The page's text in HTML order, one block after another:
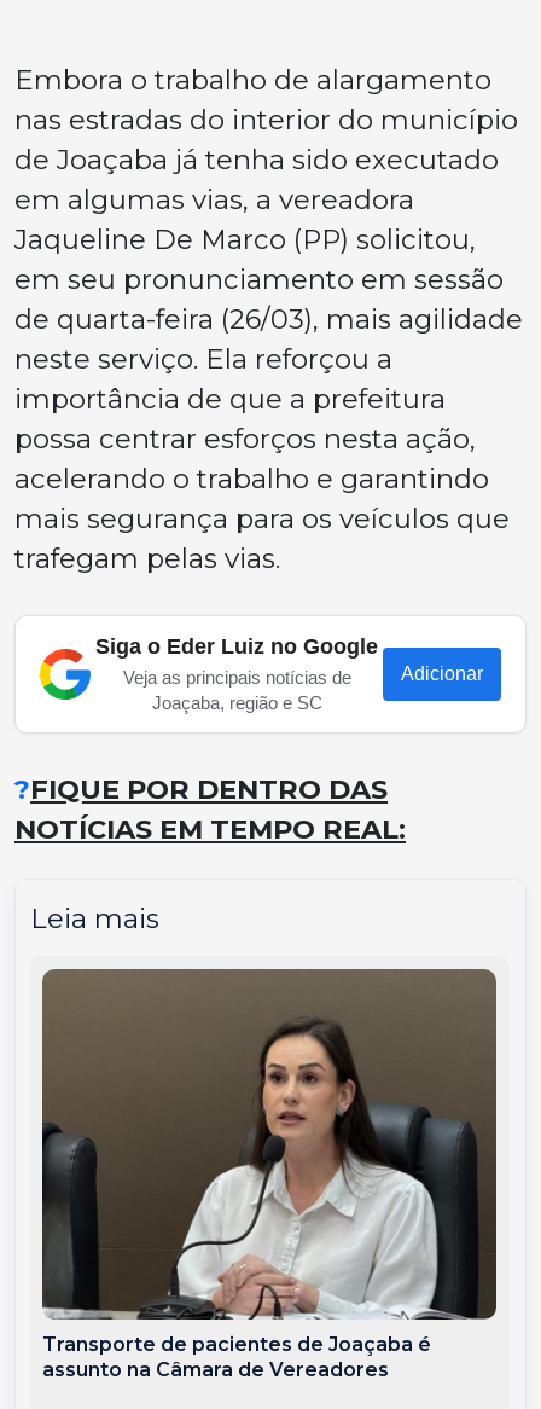
Embora o trabalho de alargamento
nas estradas do interior do município
de Joaçaba já tenha sido executado
em algumas vias, a vereadora
Jaqueline De Marco (PP) solicitou,
em seu pronunciamento em sessão
de quarta-feira (26/03), mais agilidade
neste serviço. Ela reforçou a
importância de que a prefeitura
possa centrar esforços nesta ação,
acelerando o trabalho e garantindo
mais segurança para os veículos que
trafegam pelas vias.
Siga o Eder Luiz no Google
Veja as principais notícias de
Joaçaba, região e SC
Adicionar
?FIQUE POR DENTRO DAS
NOTÍCIAS EM TEMPO REAL:
Leia mais
Transporte de pacientes de Joaçaba é
assunto na Câmara de Vereadores